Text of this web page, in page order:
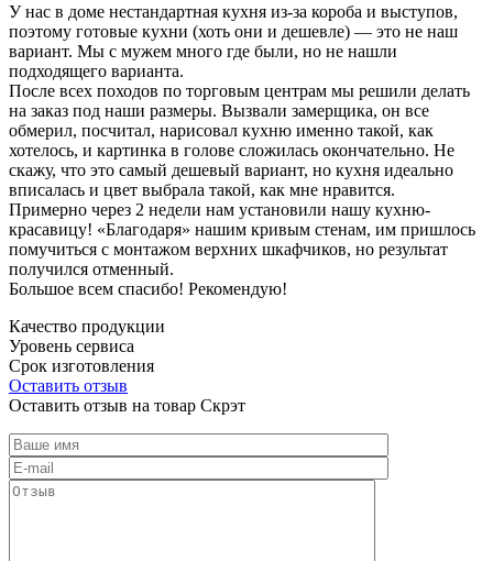
У нас в доме нестандартная кухня из-за короба и выступов,
поэтому готовые кухни (хоть они и дешевле) — это не наш
вариант. Мы с мужем много где были, но не нашли
подходящего варианта.
После всех походов по торговым центрам мы решили делать
на заказ под наши размеры. Вызвали замерщика, он все
обмерил, посчитал, нарисовал кухню именно такой, как
хотелось, и картинка в голове сложилась окончательно. Не
скажу, что это самый дешевый вариант, но кухня идеально
вписалась и цвет выбрала такой, как мне нравится.
Примерно через 2 недели нам установили нашу кухню-
красавицу! «Благодаря» нашим кривым стенам, им пришлось
помучиться с монтажом верхних шкафчиков, но результат
получился отменный.
Большое всем спасибо! Рекомендую!
Качество продукции
Уровень сервиса
Срок изготовления
Оставить отзыв
Оставить отзыв на товар Скрэт